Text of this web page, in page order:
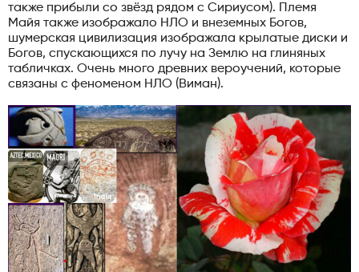
также прибыли со звёзд рядом с Сириусом). Племя
Майя также изображало НЛО и внеземных Богов,
шумерская цивилизация изображала крылатые диски и
Богов, спускающихся по лучу на Землю на глиняных
табличках. Очень много древних вероучений, которые
связаны с феноменом НЛО (Виман).